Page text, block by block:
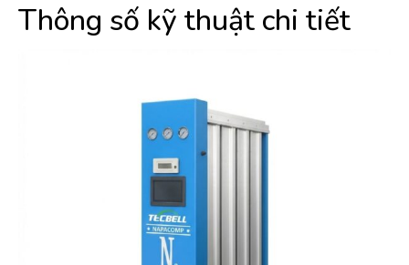
Thông số kỹ thuật chi tiết